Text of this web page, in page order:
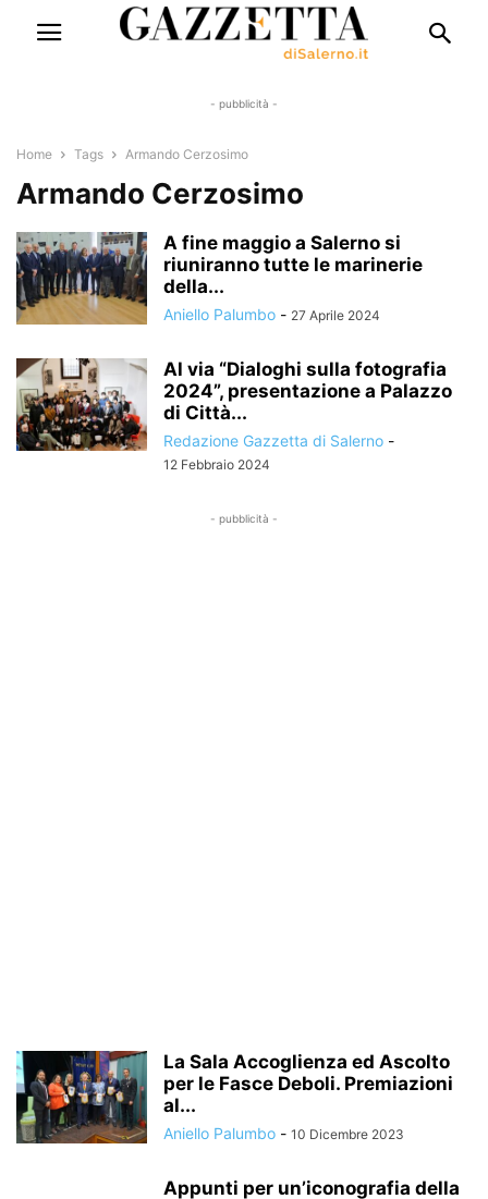
- pubblicità -
Home Tags Armando Cerzosimo
Armando Cerzosimo
A fine maggio a Salerno si
riuniranno tutte le marinerie
della...
Aniello Palumbo - 27 Aprile 2024
Al via “Dialoghi sulla fotografia
2024”, presentazione a Palazzo
di Città...
Redazione Gazzetta di Salerno -
12 Febbraio 2024
- pubblicità -
La Sala Accoglienza ed Ascolto
per le Fasce Deboli. Premiazioni
al...
Aniello Palumbo - 10 Dicembre 2023
Appunti per un’iconografia della